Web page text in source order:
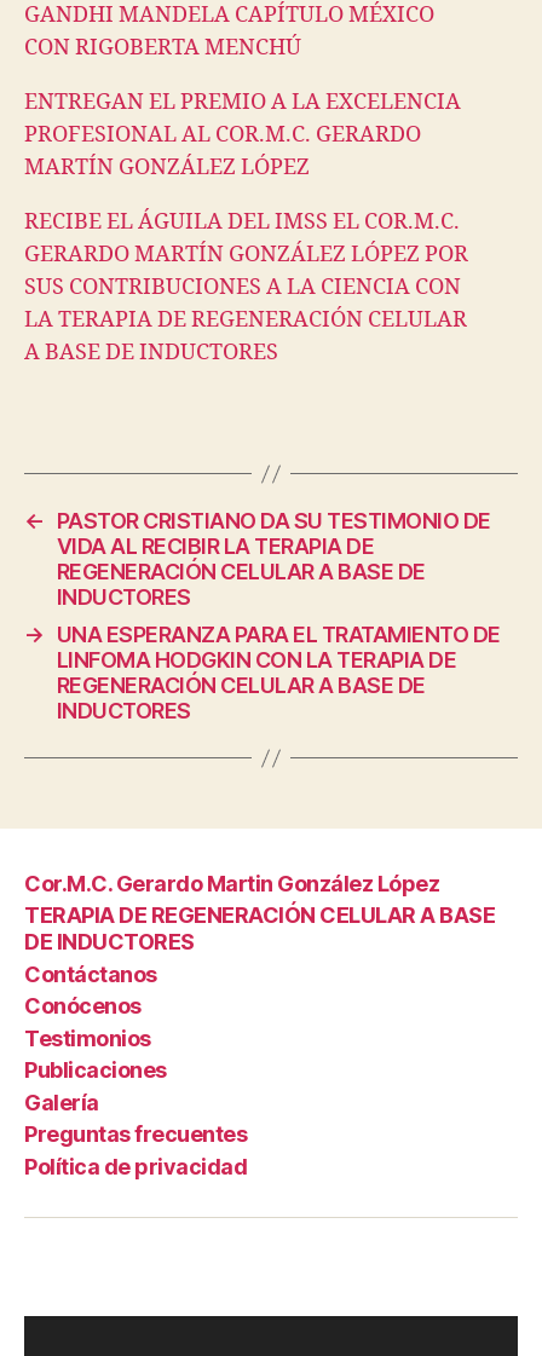
GANDHI MANDELA CAPÍTULO MÉXICO
CON RIGOBERTA MENCHÚ
ENTREGAN EL PREMIO A LA EXCELENCIA
PROFESIONAL AL COR.M.C. GERARDO
MARTÍN GONZÁLEZ LÓPEZ
RECIBE EL ÁGUILA DEL IMSS EL COR.M.C.
GERARDO MARTÍN GONZÁLEZ LÓPEZ POR
SUS CONTRIBUCIONES A LA CIENCIA CON
LA TERAPIA DE REGENERACIÓN CELULAR
A BASE DE INDUCTORES
←
PASTOR CRISTIANO DA SU TESTIMONIO DE
VIDA AL RECIBIR LA TERAPIA DE
REGENERACIÓN CELULAR A BASE DE
INDUCTORES
→
UNA ESPERANZA PARA EL TRATAMIENTO DE
LINFOMA HODGKIN CON LA TERAPIA DE
REGENERACIÓN CELULAR A BASE DE
INDUCTORES
Cor.M.C. Gerardo Martin González López
TERAPIA DE REGENERACIÓN CELULAR A BASE
DE INDUCTORES
Contáctanos
Conócenos
Testimonios
Publicaciones
Galería
Preguntas frecuentes
Política de privacidad